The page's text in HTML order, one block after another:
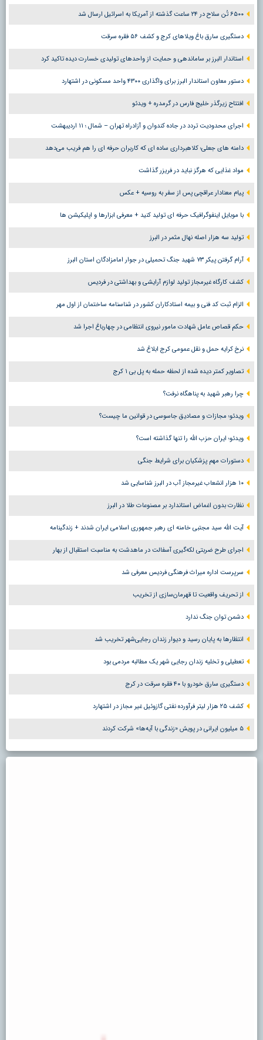
۶۵۰۰ تُن سلاح در ۲۴ ساعت گذشته از آمریکا به اسرائیل ارسال شد
دستگیری سارق باغ ویلاهای کرج و کشف ۵۶ فقره سرقت
استاندار البرز بر ساماندهی و حمایت از واحدهای تولیدی خسارت دیده تاکید کرد
دستور معاون استاندار البرز برای واگذاری ۴۳۰۰ واحد مسکونی در اشتهارد
افتتاح زیرگذر خلیج فارس در گرمدره + ویدئو
اجرای محدودیت تردد در جاده کندوان و آزادراه تهران – شمال ؛ ١١ اردیبهشت
دامنه های جعلی؛ کلاهبرداری ساده ای که کاربران حرفه ای را هم فریب می‌دهد
مواد غذایی که هرگز نباید در فریزر گذاشت
پیام معنادار عراقچی پس از سفر به روسیه + عکس
با موبایل اینفوگرافیک حرفه ای تولید کنید + معرفی ابزارها و اپلیکیشن ها
تولید سه هزار اصله نهال مثمر در البرز
آرام گرفتن پیکر ۷۳ شهید جنگ تحمیلی در جوار امامزادگان استان البرز
کشف کارگاه غیرمجاز تولید لوازم آرایشی و بهداشتی در فردیس
الزام ثبت کد فنی و بیمه استادکاران کشور در شناسنامه ساختمان از اول مهر
حکم قصاص عامل شهادت مامور نیروی انتظامی در چهارباغ اجرا شد
نرخ کرایه حمل و نقل عمومی کرج ابلاغ شد
تصاویر کمتر دیده شده از لحظه حمله به پل بی ۱ کرج
چرا رهبر شهید به پناهگاه نرفت؟
ویدئو؛ مجازات و مصادیق جاسوسی در قوانین ما چیست؟
ویدئو؛ ایران حزب الله را تنها گذاشته است؟
دستورات مهم پزشکیان برای شرایط جنگی
۱۰ هزار انشعاب غیرمجاز آب در البرز شناسایی شد
نظارت بدون اغماض استاندارد بر مصنوعات طلا در البرز
آیت الله سید مجتبی خامنه ای رهبر جمهوری اسلامی ایران شدند + زندگینامه
اجرای طرح ضربتی لکه‌گیری آسفالت در ماهدشت به مناسبت استقبال از بهار
سرپرست اداره میراث فرهنگی فردیس معرفی شد
از تحریف واقعیت تا قهرمان‌سازی از تخریب
دشمن توان جنگ ندارد
انتظارها به پایان رسید و دیوار زندان رجایی‌شهر تخریب شد
تعطیلی و تخلیه زندان رجایی شهر یک مطالبه مردمی بود
دستگیری سارق خودرو با ۴۰ فقره سرقت در کرج
کشف ۲۵ هزار لیتر فرآورده نفتی گازوئیل غیر مجاز در اشتهارد
۵ میلیون ایرانی در پویش «زندگی با آیه‌ها» شرکت کردند